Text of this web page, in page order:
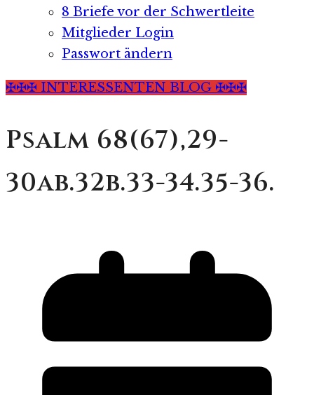
8 Briefe vor der Schwertleite
Mitglieder Login
Passwort ändern
✠✠✠ INTERESSENTEN BLOG ✠✠✠
Psalm 68(67),29-
30ab.32b.33-34.35-36.